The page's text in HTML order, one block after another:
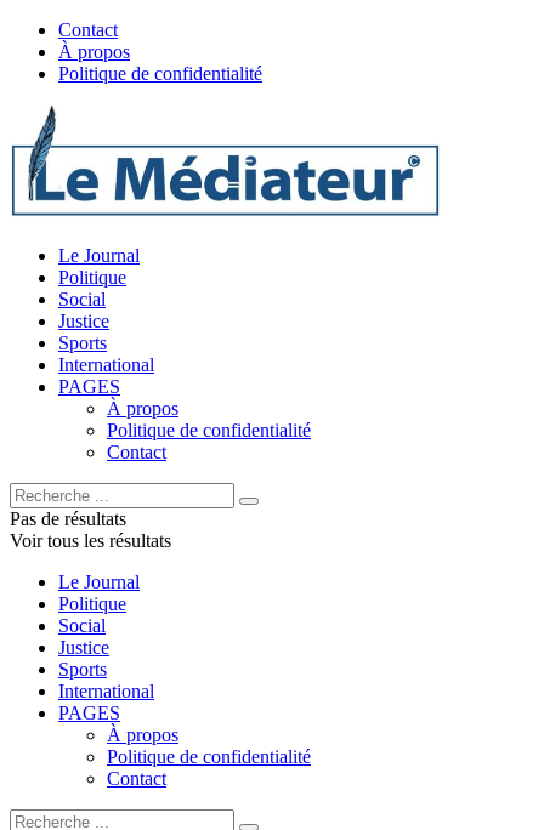
Contact
À propos
Politique de confidentialité
Le Journal
Politique
Social
Justice
Sports
International
PAGES
À propos
Politique de confidentialité
Contact
Pas de résultats
Voir tous les résultats
Le Journal
Politique
Social
Justice
Sports
International
PAGES
À propos
Politique de confidentialité
Contact